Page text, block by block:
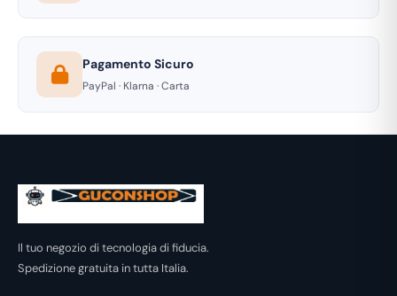
Pagamento Sicuro
PayPal · Klarna · Carta
Il tuo negozio di tecnologia di fiducia.
Spedizione gratuita in tutta Italia.